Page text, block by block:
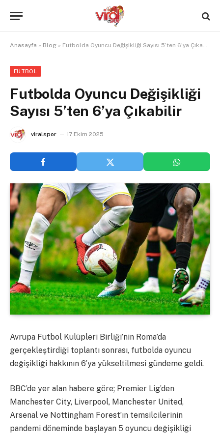
Anasayfa » Blog » Futbolda Oyuncu Değişikliği Sayısı 5’ten 6’ya Çıkabilir
FUTBOL
Futbolda Oyuncu Değişikliği
Sayısı 5’ten 6’ya Çıkabilir
viralspor 17 Ekim 2025
Avrupa Futbol Kulüpleri Birliği’nin Roma’da
gerçekleştirdiği toplantı sonrası, futbolda oyuncu
değişikliği hakkının 6’ya yükseltilmesi gündeme geldi.
BBC’de yer alan habere göre; Premier Lig’den
Manchester City, Liverpool, Manchester United,
Arsenal ve Nottingham Forest’ın temsilcilerinin
pandemi döneminde başlayan 5 oyuncu değişikliği